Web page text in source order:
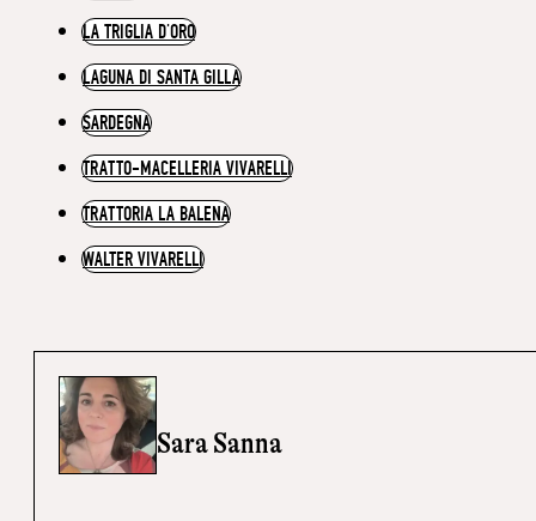
LA TRIGLIA D’ORO
LAGUNA DI SANTA GILLA
SARDEGNA
TRATTO-MACELLERIA VIVARELLI
TRATTORIA LA BALENA
WALTER VIVARELLI
Sara Sanna